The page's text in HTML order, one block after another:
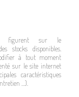
figurent sur le
stocks disponibles.
à tout moment
sur le site internet
caractéristiques
…).